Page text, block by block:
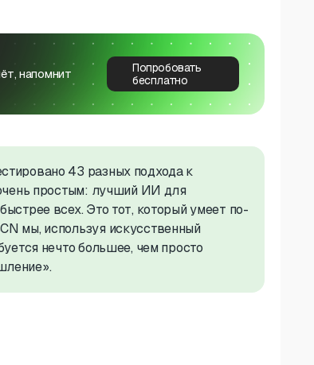
напомнит
Попробовать
бесплатно
43 разных подхода к
простым: лучший ИИ для
всех. Это тот, который умеет по-
мы, используя искусственный
нечто большее, чем просто